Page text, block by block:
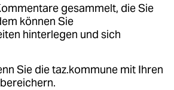
gesammelt, die Sie
können Sie
hinterlegen und sich
Sie die taz.kommune mit Ihren